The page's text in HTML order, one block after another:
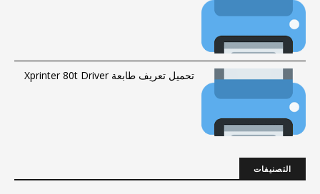
تحميل تعريف طابعة Xprinter 80t Driver
التصنيفات